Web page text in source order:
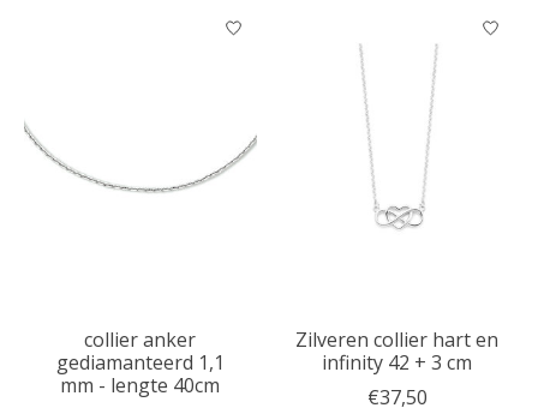
collier anker
gediamanteerd 1,1
mm - lengte 40cm
Zilveren collier hart en
infinity 42 + 3 cm
€37,50